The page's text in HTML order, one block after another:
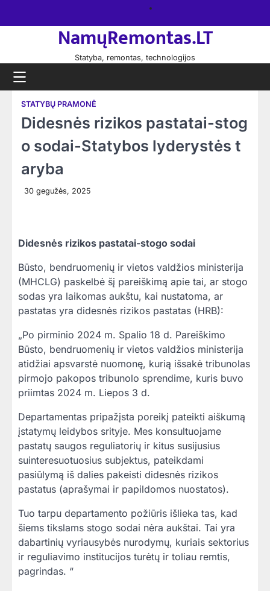
NamųRemontas.LT
Statyba, remontas, technologijos
STATYBŲ PRAMONĖ
Didesnės rizikos pastatai-stog
o sodai-Statybos lyderystės t
aryba
30 gegužės, 2025
Didesnės rizikos pastatai-stogo sodai
Būsto, bendruomenių ir vietos valdžios ministerija
(MHCLG) paskelbė šį pareiškimą apie tai, ar stogo
sodas yra laikomas aukštu, kai nustatoma, ar
pastatas yra didesnės rizikos pastatas (HRB):
„Po pirminio 2024 m. Spalio 18 d. Pareiškimo
Būsto, bendruomenių ir vietos valdžios ministerija
atidžiai apsvarstė nuomonę, kurią išsakė tribunolas
pirmojo pakopos tribunolo sprendime, kuris buvo
priimtas 2024 m. Liepos 3 d.
Departamentas pripažįsta poreikį pateikti aiškumą
įstatymų leidybos srityje. Mes konsultuojame
pastatų saugos reguliatorių ir kitus susijusius
suinteresuotuosius subjektus, pateikdami
pasiūlymą iš dalies pakeisti didesnės rizikos
pastatus (aprašymai ir papildomos nuostatos).
Tuo tarpu departamento požiūris išlieka tas, kad
šiems tikslams stogo sodai nėra aukštai. Tai yra
dabartinių vyriausybės nurodymų, kuriais sektorius
ir reguliavimo institucijos turėtų ir toliau remtis,
pagrindas. “